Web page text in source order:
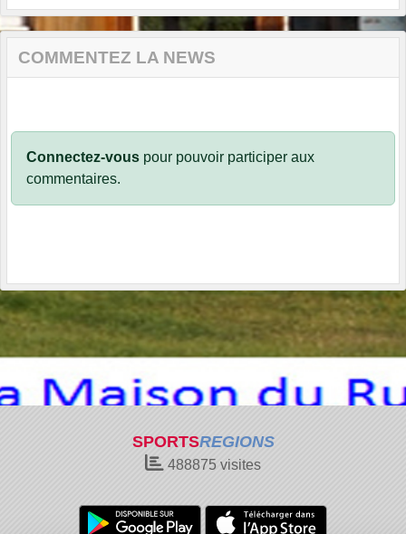
COMMENTEZ LA NEWS
Connectez-vous pour pouvoir participer aux
commentaires.
SPORTSREGIONS
488875 visites